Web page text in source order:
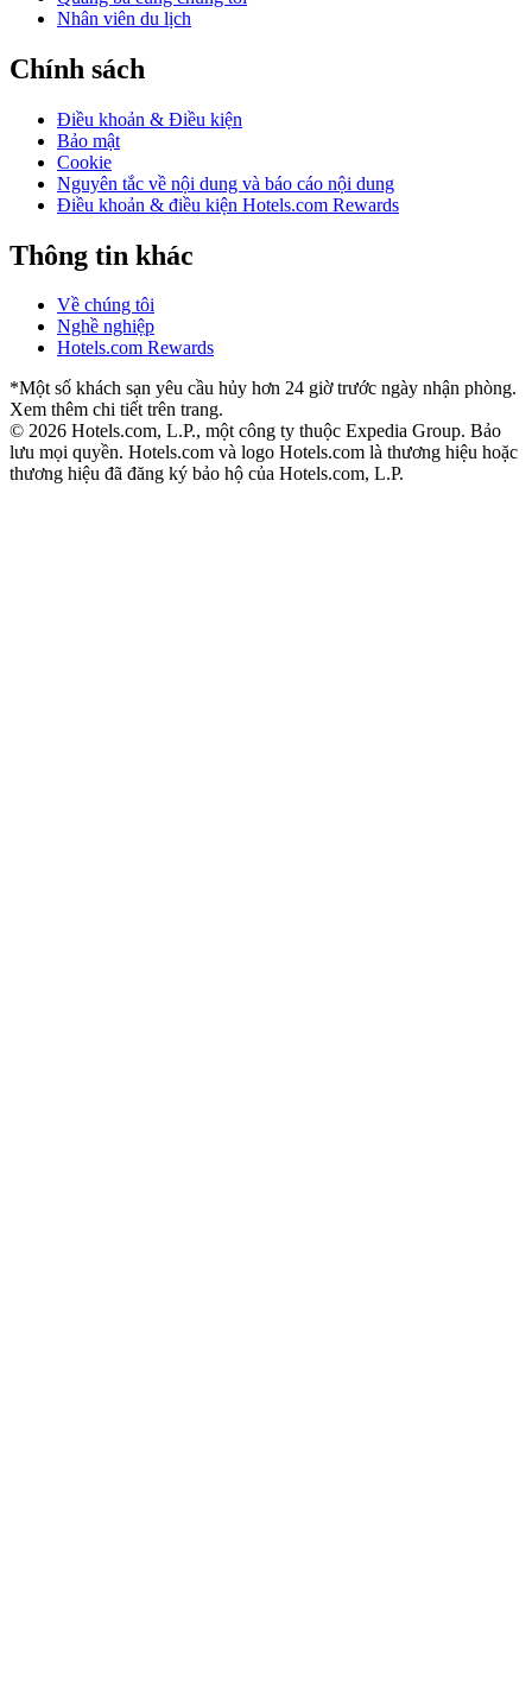
Nhân viên du lịch
Chính sách
Điều khoản & Điều kiện
Bảo mật
Cookie
Nguyên tắc về nội dung và báo cáo nội dung
Điều khoản & điều kiện Hotels.com Rewards
Thông tin khác
Về chúng tôi
Nghề nghiệp
Hotels.com Rewards
*Một số khách sạn yêu cầu hủy hơn 24 giờ trước ngày nhận phòng.
Xem thêm chi tiết trên trang.
© 2026 Hotels.com, L.P., một công ty thuộc Expedia Group. Bảo
lưu mọi quyền. Hotels.com và logo Hotels.com là thương hiệu hoặc
thương hiệu đã đăng ký bảo hộ của Hotels.com, L.P.